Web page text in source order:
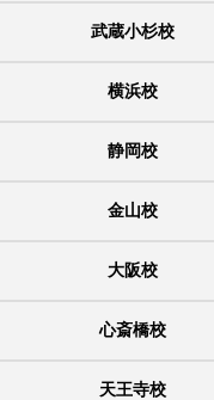
武蔵小杉校
横浜校
静岡校
金山校
大阪校
心斎橋校
天王寺校